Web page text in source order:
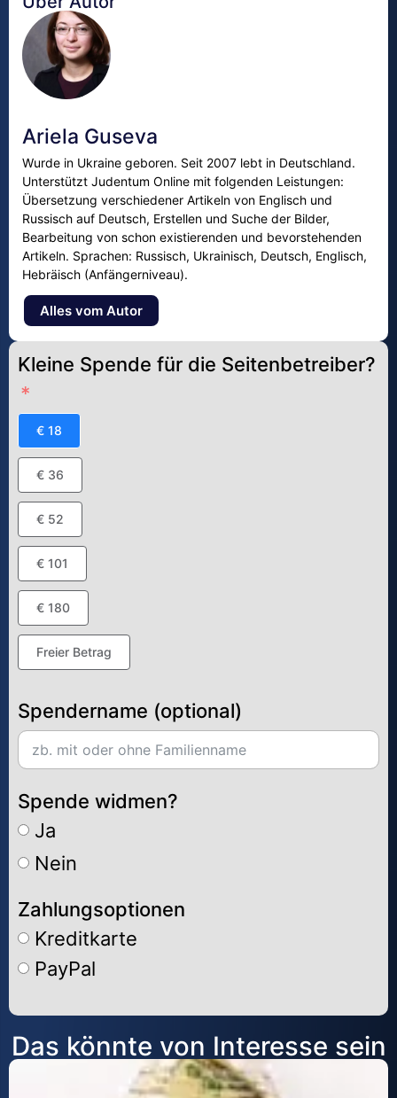
Ariela Guseva
Wurde in Ukraine geboren. Seit 2007 lebt in Deutschland.
Unterstützt Judentum Online mit folgenden Leistungen:
Übersetzung verschiedener Artikeln von Englisch und
Russisch auf Deutsch, Erstellen und Suche der Bilder,
Bearbeitung von schon existierenden und bevorstehenden
Artikeln. Sprachen: Russisch, Ukrainisch, Deutsch, Englisch,
Hebräisch (Anfängerniveau).
Alles vom Autor
Kleine Spende für die Seitenbetreiber?
€ 18
€ 36
€ 52
€ 101
€ 180
Freier Betrag
Spendername (optional)
Spende widmen?
Ja
Nein
Zahlungsoptionen
Kreditkarte
PayPal
Alternative:
Das könnte von Interesse sein